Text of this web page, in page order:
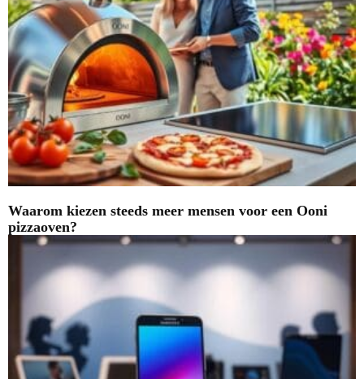
Waarom kiezen steeds meer mensen voor een Ooni
pizzaoven?